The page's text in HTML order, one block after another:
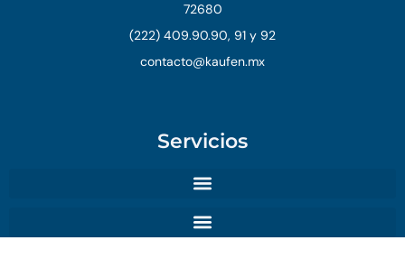
72680
(222) 409.90.90, 91 y 92
contacto@kaufen.mx
Servicios